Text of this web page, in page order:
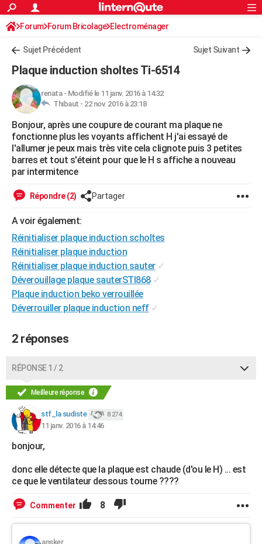
ACTUALITÉS
Politique
Société
Faits Divers
Education
Monde
Villes
+
FINANCE
Retraite
Impôts
Epargne
Immobilier
Risques naturels par ville
Banque
Assurance
Crédit
AUTO
Essais
Réserver un essai
Citadines
Berlines
SUV
Forum auto
+HIGH-TECH
Mobiles
Meilleur smartphone
Internet
Ordinateurs
Jeux vidéo
Guide high-tech
+BRICOLAGE
Forum
Aménagement intérieur
Extérieur
Cuisine
Salle de bains
Jardinage
Rangement
Guides de France
Escapades
Patrimoine
Expositions
Musées
Week-end nature
Art de vivre
Bien-être
Loisirs
Mode
Modes de vie
Alimentation
Guide de la santé
Maladies
Médicaments
Sommeil
VOYAGE
Voyage nature
Voyage de noces
PHOTO
GUIDES D'ACHAT
CARTE DE VOEUX
Carte de Noël
Carte Bonne année
Carte Saint-Valentin
Carte Pâques
Carte d'anniversaire
DICTIONNAIRE
Dictionnaire
Biographies
Citations
Expressions
Proverbes
PROGRAMME TV
COPAINS D'AVANT
AVIS DE DÉCÈS
FORUM
Bricolage
Lifestyle
Culture
Sport
Auto
Television
Voyage
Cinema
S'inscrire
Connexion
Forum Forum Bricolage Electroménager
Sujet Précédent Sujet Suivant
Plaque induction sholtes Ti-6514
renata- Modifié le 11 janv. 2016 à 14:32
Thibaut - 22 nov. 2016 à 23:18
Bonjour, après une coupure de courant ma plaque ne
fonctionne plus les voyants affichent H j'ai essayé de
l'allumer je peux mais très vite cela clignote puis 3 petites
barres et tout s'éteint pour que le H s affiche a nouveau
par intermitence
Répondre (2) Partager
A voir également:
Réinitialiser plaque induction scholtes
Réinitialiser plaque induction
Réinitialiser plaque induction sauter ✓
Déverouillage plaque sauterSTI868 ✓
Plaque induction beko verrouillée
Déverrouiller plaque induction neff ✓
2 réponses
RÉPONSE 1 / 2
Meilleure réponse
stf_la sudiste 8 274
11 janv. 2016 à 14:46
bonjour,
donc elle détecte que la plaque est chaude (d'ou le H) ... est
ce que le ventilateur dessous tourne ????
Commenter 8
ansker